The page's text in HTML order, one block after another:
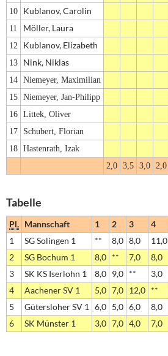
10
Kublanov, Carolin
11
Möller, Laura
12
Kublanov, Elizabeth
13
Nink, Niklas
14 Niemeyer, Maximilian
15 Niemeyer, Jan-Philipp
16 Littek, Oliver
17
Schubert, Florian
18 Hastenrath, Izak
2,0 3,5 3,0 2,0
Tabelle
Pl. Mannschaft 1 2 3 4
1
SG Solingen 1 ** 8,0 8,0 11,0
2
SG Bochum 1 8,0 ** 7,0 8,0
3
SK KS Iserlohn 1 8,0 9,0 ** 3,0
4
Aachener SV 1 5,0 7,0 12,0 **
5
Gütersloher SV 1 6,0 5,0 6,0 8,0
6
SK Münster 1 3,0 7,0 4,0 7,0